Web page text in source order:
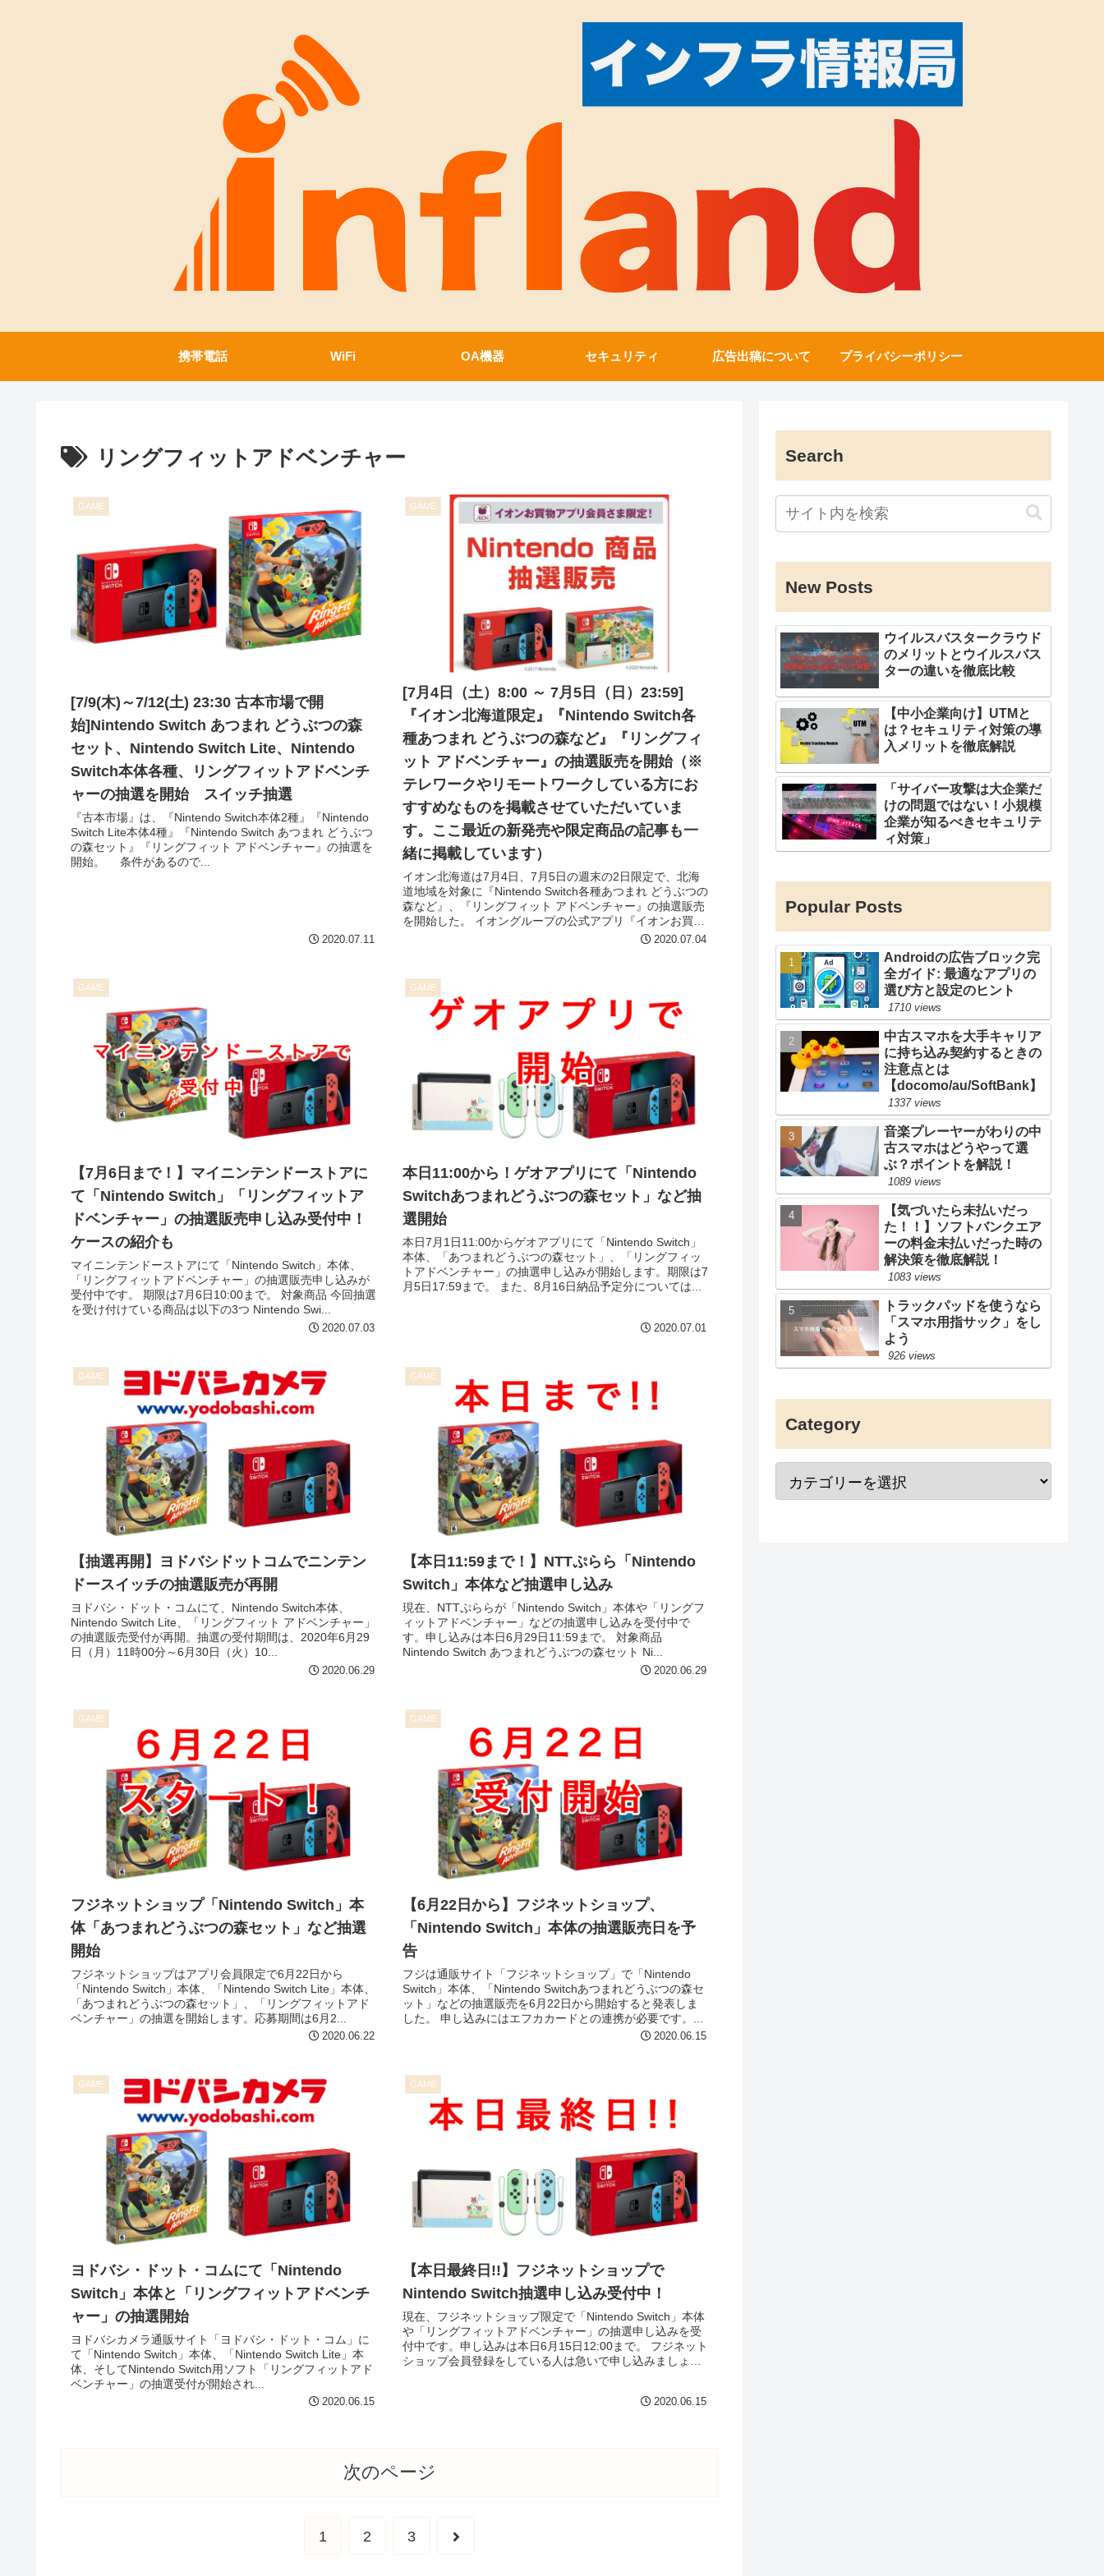
携帯電話 WiFi OA機器 セキュリティ 広告出稿について プライバシーポリシー
リングフィットアドベンチャー
GAME
[7/9(木)～7/12(土) 23:30 古本市場で開
始]Nintendo Switch あつまれ どうぶつの森
セット、Nintendo Switch Lite、Nintendo
Switch本体各種、リングフィットアドベンチ
ャーの抽選を開始 スイッチ抽選
『古本市場』は、『Nintendo Switch本体2種』『Nintendo
Switch Lite本体4種』『Nintendo Switch あつまれ どうぶつ
の森セット』『リングフィット アドベンチャー』の抽選を
開始。 条件があるので...
2020.07.11
GAME
[7月4日（土）8:00 ～ 7月5日（日）23:59]
『イオン北海道限定』『Nintendo Switch各
種あつまれ どうぶつの森など』『リングフィ
ット アドベンチャー』の抽選販売を開始（※
テレワークやリモートワークしている方にお
すすめなものを掲載させていただいていま
す。ここ最近の新発売や限定商品の記事も一
緒に掲載しています）
イオン北海道は7月4日、7月5日の週末の2日限定で、北海
道地域を対象に『Nintendo Switch各種あつまれ どうぶつの
森など』、『リングフィット アドベンチャー』の抽選販売
を開始した。 イオングループの公式アプリ『イオンお買い
2020.07.04
GAME
【7月6日まで！】マイニンテンドーストアに
て「Nintendo Switch」「リングフィットア
ドベンチャー」の抽選販売申し込み受付中！
ケースの紹介も
マイニンテンドーストアにて「Nintendo Switch」本体、
「リングフィットアドベンチャー」の抽選販売申し込みが
受付中です。 期限は7月6日10:00まで。 対象商品 今回抽選
を受け付けている商品は以下の3つ Nintendo Swi...
2020.07.03
GAME
本日11:00から！ゲオアプリにて「Nintendo
Switchあつまれどうぶつの森セット」など抽
選開始
本日7月1日11:00からゲオアプリにて「Nintendo Switch」
本体、「あつまれどうぶつの森セット」、「リングフィッ
トアドベンチャー」の抽選申し込みが開始します。期限は7
月5日17:59まで。 また、8月16日納品予定分については...
2020.07.01
GAME
【抽選再開】ヨドバシドットコムでニンテン
ドースイッチの抽選販売が再開
ヨドバシ・ドット・コムにて、Nintendo Switch本体、
Nintendo Switch Lite、「リングフィット アドベンチャー」
の抽選販売受付が再開。抽選の受付期間は、2020年6月29
日（月）11時00分～6月30日（火）10...
2020.06.29
GAME
【本日11:59まで！】NTTぷらら「Nintendo
Switch」本体など抽選申し込み
現在、NTTぷららが「Nintendo Switch」本体や「リングフ
ィットアドベンチャー」などの抽選申し込みを受付中で
す。申し込みは本日6月29日11:59まで。 対象商品
Nintendo Switch あつまれどうぶつの森セット Ni...
2020.06.29
GAME
フジネットショップ「Nintendo Switch」本
体「あつまれどうぶつの森セット」など抽選
開始
フジネットショップはアプリ会員限定で6月22日から
「Nintendo Switch」本体、「Nintendo Switch Lite」本体、
「あつまれどうぶつの森セット」、「リングフィットアド
ベンチャー」の抽選を開始します。応募期間は6月2...
2020.06.22
GAME
【6月22日から】フジネットショップ、
「Nintendo Switch」本体の抽選販売日を予
告
フジは通販サイト「フジネットショップ」で「Nintendo
Switch」本体、「Nintendo Switchあつまれどうぶつの森セ
ット」などの抽選販売を6月22日から開始すると発表しま
した。 申し込みにはエフカカードとの連携が必要です。...
2020.06.15
GAME
ヨドバシ・ドット・コムにて「Nintendo
Switch」本体と「リングフィットアドベンチ
ャー」の抽選開始
ヨドバシカメラ通販サイト「ヨドバシ・ドット・コム」に
て「Nintendo Switch」本体、「Nintendo Switch Lite」本
体、そしてNintendo Switch用ソフト「リングフィットアド
ベンチャー」の抽選受付が開始され...
2020.06.15
GAME
【本日最終日!!】フジネットショップで
Nintendo Switch抽選申し込み受付中！
現在、フジネットショップ限定で「Nintendo Switch」本体
や「リングフィットアドベンチャー」の抽選申し込みを受
付中です。申し込みは本日6月15日12:00まで。 フジネット
ショップ会員登録をしている人は急いで申し込みましょ
2020.06.15
次のページ
1 2 3 次
Search
New Posts
ウイルスバスタークラウド
のメリットとウイルスバス
ターの違いを徹底比較
【中小企業向け】UTMと
は？セキュリティ対策の導
入メリットを徹底解説
「サイバー攻撃は大企業だ
けの問題ではない！小規模
企業が知るべきセキュリテ
ィ対策」
Popular Posts
Androidの広告ブロック完
全ガイド: 最適なアプリの
選び方と設定のヒント
1710 views
中古スマホを大手キャリア
に持ち込み契約するときの
注意点とは
【docomo/au/SoftBank】
1337 views
音楽プレーヤーがわりの中
古スマホはどうやって選
ぶ？ポイントを解説！
1089 views
【気づいたら未払いだっ
た！！】ソフトバンクエア
ーの料金未払いだった時の
解決策を徹底解説！
1083 views
トラックパッドを使うなら
「スマホ用指サック」をし
よう
926 views
Category